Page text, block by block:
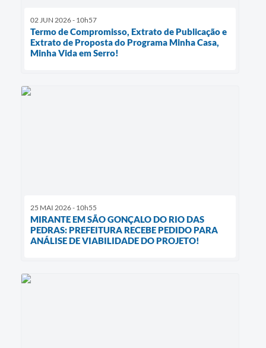
02 JUN 2026 - 10h57
Termo de Compromisso, Extrato de Publicação e
Extrato de Proposta do Programa Minha Casa,
Minha Vida em Serro!
25 MAI 2026 - 10h55
MIRANTE EM SÃO GONÇALO DO RIO DAS
PEDRAS: PREFEITURA RECEBE PEDIDO PARA
ANÁLISE DE VIABILIDADE DO PROJETO!